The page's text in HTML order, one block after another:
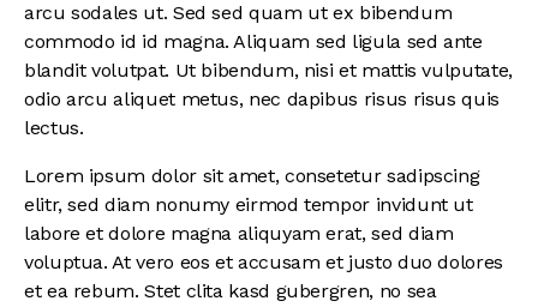
arcu sodales ut. Sed sed quam ut ex bibendum
commodo id id magna. Aliquam sed ligula sed ante
blandit volutpat. Ut bibendum, nisi et mattis vulputate,
odio arcu aliquet metus, nec dapibus risus risus quis
lectus.
Lorem ipsum dolor sit amet, consetetur sadipscing
elitr, sed diam nonumy eirmod tempor invidunt ut
labore et dolore magna aliquyam erat, sed diam
voluptua. At vero eos et accusam et justo duo dolores
et ea rebum. Stet clita kasd gubergren, no sea